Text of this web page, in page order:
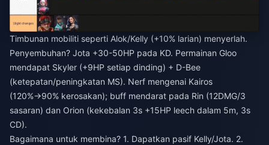
Timbunan mobiliti seperti Alok/Kelly (+10% larian) menyerlah.
Penyembuhan? Jota +30-50HP pada KD. Permainan Gloo
mendapat Skyler (+9HP setiap dinding) + D-Bee
(ketepatan/peningkatan MS). Nerf mengenai Kairos
(120%→90% kerosakan); buff mendarat pada Rin (12DMG/3
sasaran) dan Orion (kekebalan 3s +15HP leech dalam 5m, 3s
CD).
Bagaimana untuk membina? 1. Dapatkan pasif Kelly/Jota. 2.